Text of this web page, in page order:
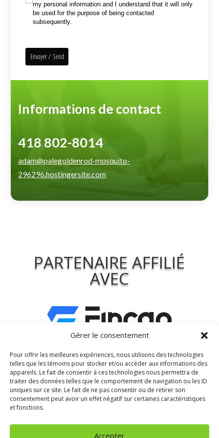
Gérer le consentement
Pour offrir les meilleures expériences, nous utilisons des technologies
telles que les témoins pour stocker et/ou accéder aux informations des
appareils. Le fait de consentir à ces technologies nous permettra de
traiter des données telles que le comportement de navigation ou les ID
uniques sur ce site. Le fait de ne pas consentir ou de retirer son
consentement peut avoir un effet négatif sur certaines caractéristiques
et fonctions.
Accepter
my personal information and I understand that it will only
be used for the purpose of being contacted
subsequently.
Envoyer / Send
Informations de contact
418 802-8014
adam@palegoldenrod-mosquito-
296296.hostingersite.com
PARTENAIRE AFFILIÉ
AVEC